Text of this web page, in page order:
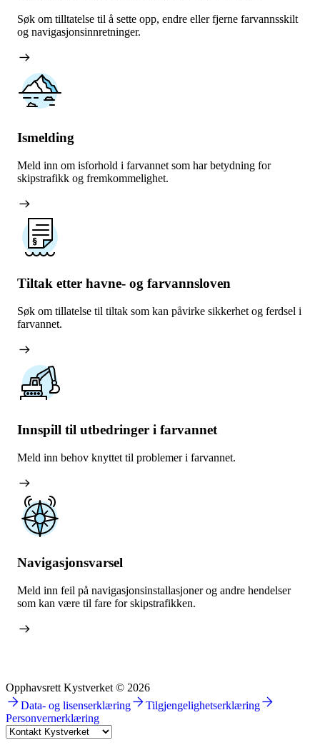
Søk om tilltatelse til å sette opp, endre eller fjerne farvannsskilt
og navigasjonsinnretninger.
arrow_right_alt
Ismelding
Meld inn om isforhold i farvannet som har betydning for
skipstrafikk og fremkommelighet.
arrow_right_alt
Tiltak etter havne- og farvannsloven
Søk om tillatelse til tiltak som kan påvirke sikkerhet og ferdsel i
farvannet.
arrow_right_alt
Innspill til utbedringer i farvannet
Meld inn behov knyttet til problemer i farvannet.
arrow_right_alt
Navigasjonsvarsel
Meld inn feil på navigasjonsinstallasjoner og andre hendelser
som kan være til fare for skipstrafikken.
arrow_right_alt
Opphavsrett Kystverket © 2026
arrow_forwardData- og lisenserklæringarrow_forwardTilgjengelighetserklæringarrow_forward
Personvernerklæring